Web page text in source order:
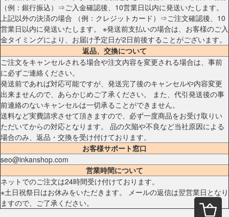
（例：銀行振込）⇒ご入金確認後、10営業日以内に発送いたします。
上記以外の決済の場合 （例：クレジットカード）⇒ご注文確認後、10
営業日以内に発送いたします。 ※発送前支払いの場合は、お客様のご入
金タイミングにより、お届け予定日が2日前後することがございます。
返品、交換について
ご注文をキャンセルされる場合や注文内容を変更される場合は、事前
に必ずご連絡ください。
発送前であれば対応可能ですが、発送完了後のキャンセルや内容変更
出来ませんので、あらかじめご了承ください。 また、代引発送後の事
前連絡のないキャンセルは一切承ることができません。
送料など実費請求させて頂きますので、必ず一度商品をお受け取りい
ただいてからの対応となります。 品の欠陥や不良など当社原因による
場合のみ、返品・交換を受け付けております。
お客様サポート窓口
seo@inkanshop.com
営業時間について
ネットでのご注文は24時間受け付けております。
※土日祝祭日はお休みをいただきます。 メールの返信は翌営業日となり
ますので、ご了承ください。